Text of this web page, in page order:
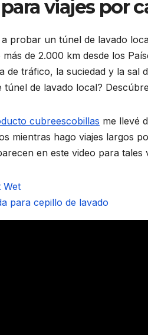
viajes por
probar un túnel de lavado
de 2.000 km desde los
de tráfico, la suciedad y la
túnel de lavado local?
cubreescobillas me llevé
mientras hago viajes largos
en este video para tales
Wet
para cepillo de lavado